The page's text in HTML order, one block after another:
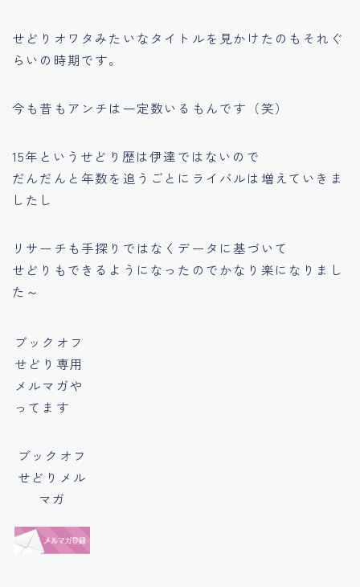
せどりオワタ みたいなタイトルを見かけたのもそれぐ
らいの時期です。
今も昔もアンチは一定数いるもんです（笑）
15年というせどり歴は伊達ではないので
だんだんと年数を追うごとにライバルは増えていきま
したし
リサーチも手探りではなくデータに基づいて
せどりもできるようになったのでかなり楽になりまし
た～
ブックオフ
せどり専用
メルマガや
ってます
ブックオフ
せどりメル
マガ